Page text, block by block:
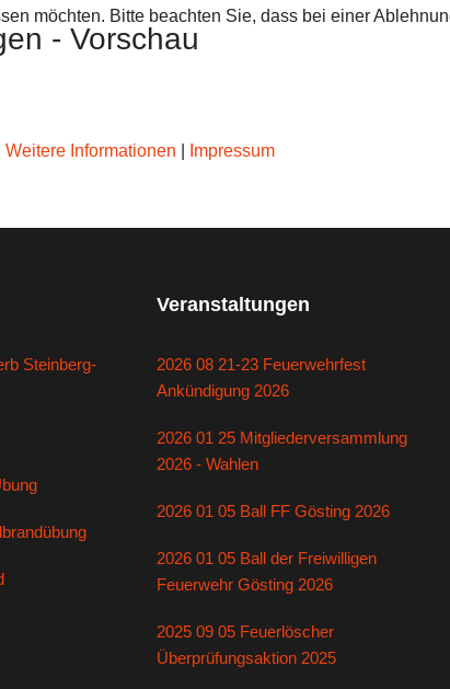
- Vorschau
Steinberg-
Veranstaltungen
2026 08 21-23 Feuerwehrfest
Ankündigung 2026
2026 01 25 Mitgliederversammlung
2026 - Wahlen
2026 01 05 Ball FF Gösting 2026
2026 01 05 Ball der Freiwilligen
Feuerwehr Gösting 2026
2025 09 05 Feuerlöscher
Überprüfungsaktion 2025
möchten. Bitte beachten Sie, dass bei einer
Weitere Informationen Impressum